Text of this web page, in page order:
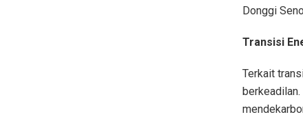
Donggi
Transisi
Terkait